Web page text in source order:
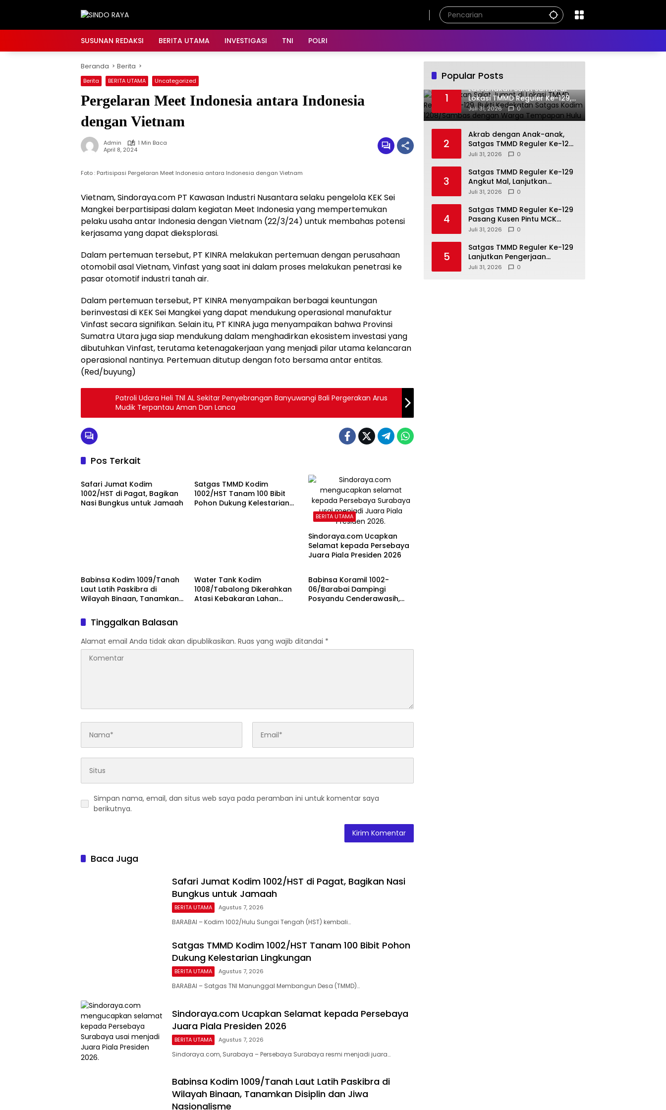
SUSUNAN REDAKSI BERITA UTAMA INVESTIGASI TNI POLRI
Beranda Berita
Berita BERITA UTAMA Uncategorized
Pergelaran Meet Indonesia antara Indonesia
dengan Vietnam
Admin
1 Min Baca
April 8, 2024
Foto : Partisipasi Pergelaran Meet Indonesia antara Indonesia dengan Vietnam
Vietnam, Sindoraya.com PT Kawasan Industri Nusantara selaku pengelola KEK Sei
Mangkei berpartisipasi dalam kegiatan Meet Indonesia yang mempertemukan
pelaku usaha antar Indonesia dengan Vietnam (22/3/24) untuk membahas potensi
kerjasama yang dapat dieksplorasi.
Dalam pertemuan tersebut, PT KINRA melakukan pertemuan dengan perusahaan
otomobil asal Vietnam, Vinfast yang saat ini dalam proses melakukan penetrasi ke
pasar otomotif industri tanah air.
Dalam pertemuan tersebut, PT KINRA menyampaikan berbagai keuntungan
berinvestasi di KEK Sei Mangkei yang dapat mendukung operasional manufaktur
Vinfast secara signifikan. Selain itu, PT KINRA juga menyampaikan bahwa Provinsi
Sumatra Utara juga siap mendukung dalam menghadirkan ekosistem investasi yang
dibutuhkan Vinfast, terutama ketenagakerjaan yang menjadi pilar utama kelancaran
operasional nantinya. Pertemuan ditutup dengan foto bersama antar entitas.
(Red/buyung)
Patroli Udara Heli TNl AL Sekitar Penyebrangan Banyuwangi Bali Pergerakan Arus
Mudik Terpantau Aman Dan Lanca
Pos Terkait
BERITA UTAMA
Safari Jumat Kodim
1002/HST di Pagat, Bagikan
Nasi Bungkus untuk Jamaah
Satgas TMMD Kodim
1002/HST Tanam 100 Bibit
Pohon Dukung Kelestarian
BERITA UTAMA
Sindoraya.com Ucapkan
Selamat kepada Persebaya
Juara Piala Presiden 2026
Babinsa Kodim 1009/Tanah
Laut Latih Paskibra di
Wilayah Binaan, Tanamkan
Nasionalisme
Water Tank Kodim
1008/Tabalong Dikerahkan
Atasi Kebakaran Lahan
BERITA UTAMA
Babinsa Koramil 1002-
06/Barabai Dampingi
Posyandu Cenderawasih,
Tinggalkan Balasan
Alamat email Anda tidak akan dipublikasikan. Ruas yang wajib ditandai *
Simpan nama, email, dan situs web saya pada peramban ini untuk komentar saya
berikutnya.
Baca Juga
Safari Jumat Kodim 1002/HST di Pagat, Bagikan Nasi
Bungkus untuk Jamaah
BERITA UTAMA Agustus 7, 2026
BARABAI – Kodim 1002/Hulu Sungai Tengah (HST) kembali…
Satgas TMMD Kodim 1002/HST Tanam 100 Bibit Pohon
Dukung Kelestarian Lingkungan
BERITA UTAMA Agustus 7, 2026
BARABAI – Satgas TNI Manunggal Membangun Desa (TMMD)…
Sindoraya.com Ucapkan Selamat kepada Persebaya
Juara Piala Presiden 2026
BERITA UTAMA Agustus 7, 2026
Sindoraya.com, Surabaya – Persebaya Surabaya resmi menjadi juara…
Babinsa Kodim 1009/Tanah Laut Latih Paskibra di
Wilayah Binaan, Tanamkan Disiplin dan Jiwa
Nasionalisme
Popular Posts
1
Laksanakan Salat Jumat di
Lokasi TMMD Reguler Ke-129,
Bukti Kedekatan Satgas
Kodim 1208/Sambas dengan
Juli 31, 2026 0
2
Akrab dengan Anak-anak,
Satgas TMMD Reguler Ke-129
Ciptakan Suasana Penuh
Hulu
Juli 31, 2026 0
3
Satgas TMMD Reguler Ke-129
Angkut Mal, Lanjutkan
Pengerjaan Rabat Beton
Juli 31, 2026 0
4
Satgas TMMD Reguler Ke-129
Pasang Kusen Pintu MCK
Warga Tempapan Hulu
Juli 31, 2026 0
5
Satgas TMMD Reguler Ke-129
Lanjutkan Pengerjaan
Bongkar Mal Rabat Beton
Juli 31, 2026 0